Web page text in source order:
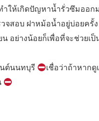
ให้เกิดปัญหาน้ำรั่วซึมออ
สอบ ฝาหม้อน้ำอยู่บ่อยครั้
อย่างน้อยก็เพื่อที่จะช่วยเ
ต์นนทบุรี
เชื่อว่าถ้าหาก